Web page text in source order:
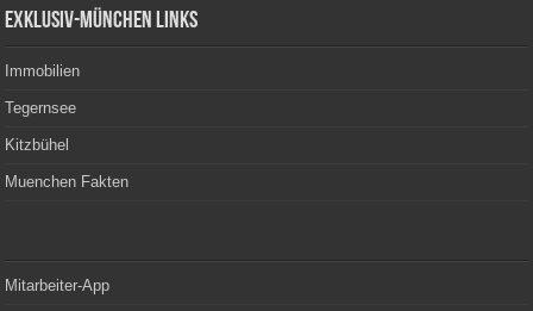
Exklusiv-München Links
Immobilien
Tegernsee
Kitzbühel
Muenchen Fakten
Mitarbeiter-App